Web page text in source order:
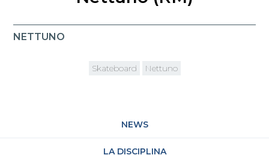
NETTUNO
Skateboard Nettuno
NEWS
LA DISCIPLINA